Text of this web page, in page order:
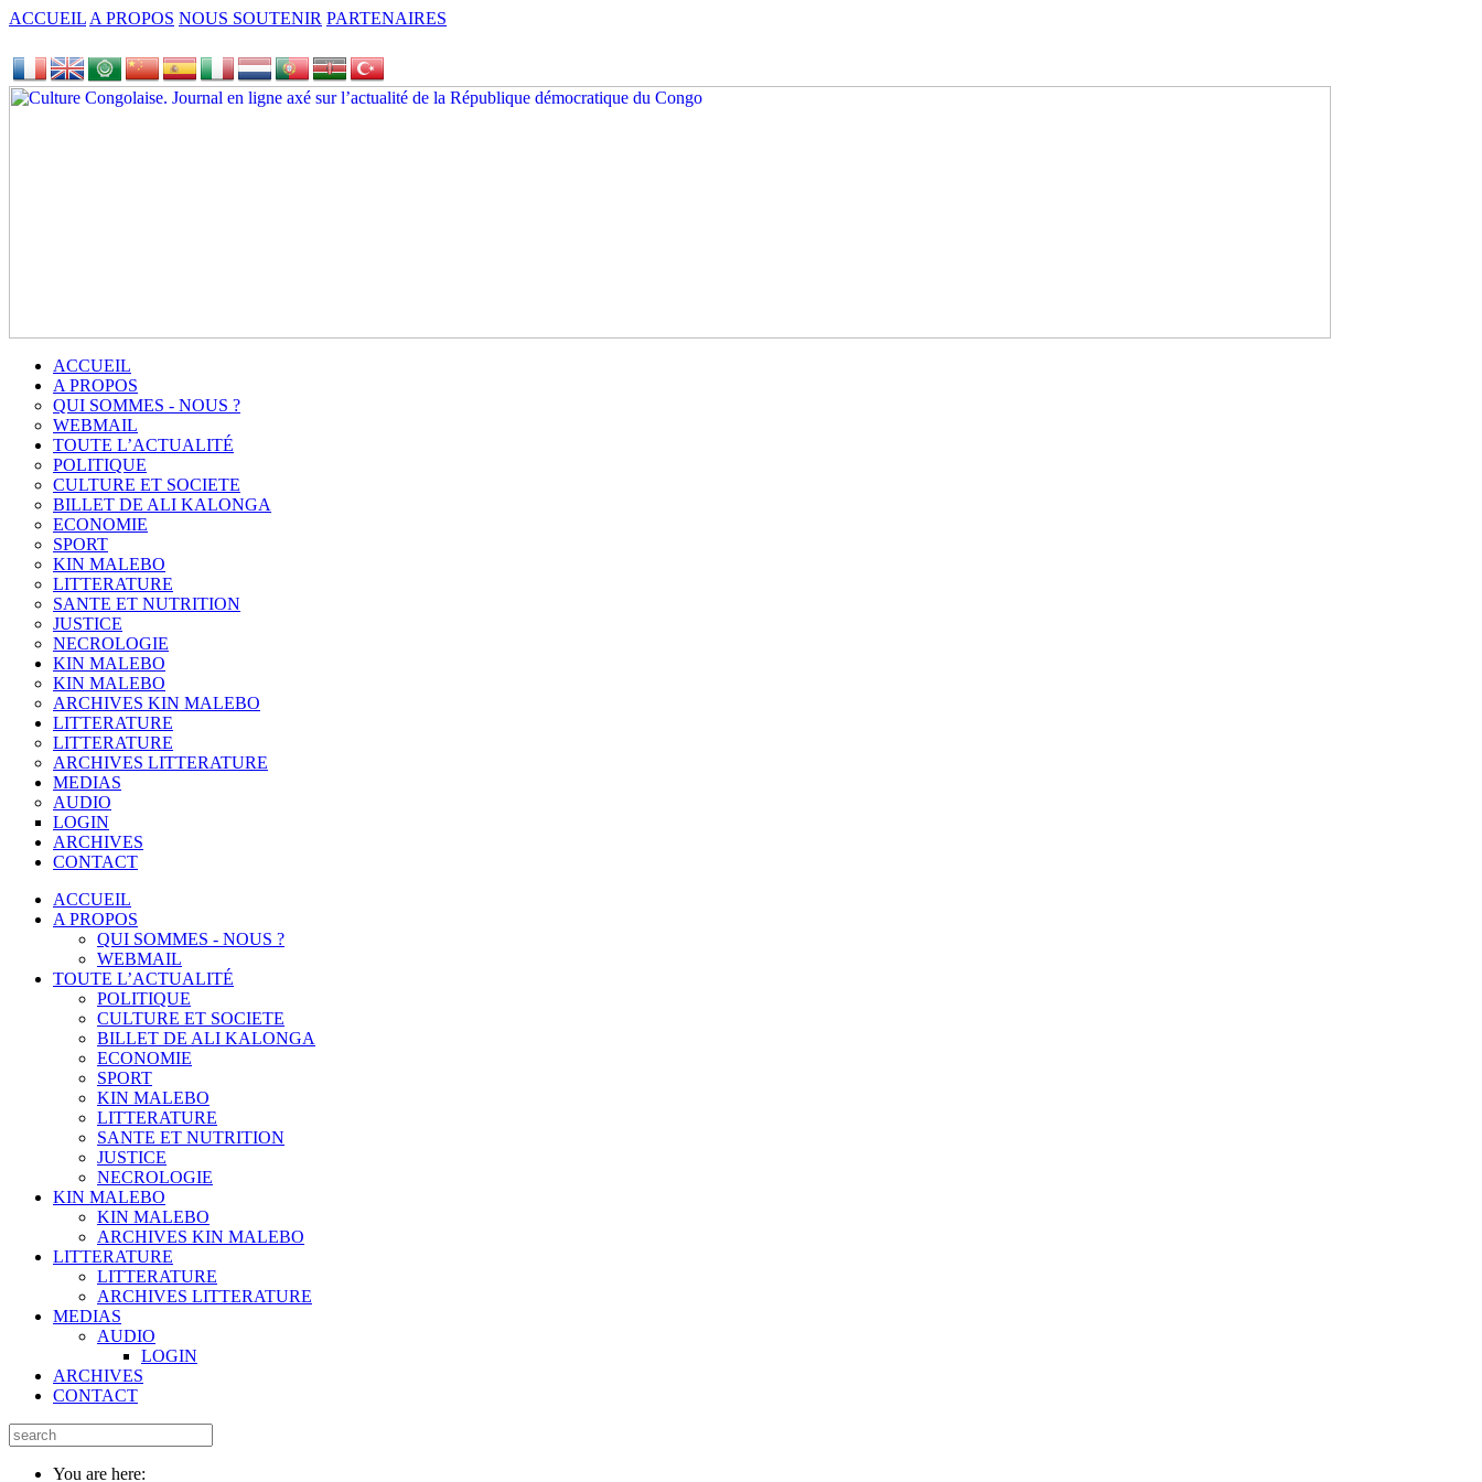
ACCUEIL A PROPOS NOUS SOUTENIR PARTENAIRES
ACCUEIL
A PROPOS
QUI SOMMES - NOUS ?
WEBMAIL
TOUTE L’ACTUALITÉ
POLITIQUE
CULTURE ET SOCIETE
BILLET DE ALI KALONGA
ECONOMIE
SPORT
KIN MALEBO
LITTERATURE
SANTE ET NUTRITION
JUSTICE
NECROLOGIE
KIN MALEBO
KIN MALEBO
ARCHIVES KIN MALEBO
LITTERATURE
LITTERATURE
ARCHIVES LITTERATURE
MEDIAS
AUDIO
LOGIN
ARCHIVES
CONTACT
ACCUEIL
A PROPOS
QUI SOMMES - NOUS ?
WEBMAIL
TOUTE L’ACTUALITÉ
POLITIQUE
CULTURE ET SOCIETE
BILLET DE ALI KALONGA
ECONOMIE
SPORT
KIN MALEBO
LITTERATURE
SANTE ET NUTRITION
JUSTICE
NECROLOGIE
KIN MALEBO
KIN MALEBO
ARCHIVES KIN MALEBO
LITTERATURE
LITTERATURE
ARCHIVES LITTERATURE
MEDIAS
AUDIO
LOGIN
ARCHIVES
CONTACT
You are here: